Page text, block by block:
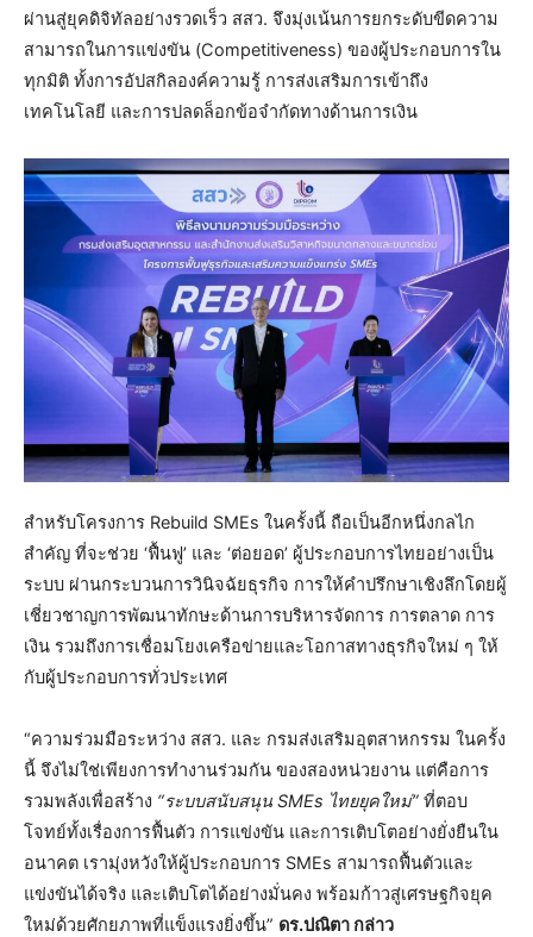
ผ่านสู่ยุคดิจิทัลอย่างรวดเร็ว สสว. จึงมุ่งเน้นการยกระดับขีดความ
สามารถในการแข่งขัน (Competitiveness) ของผู้ประกอบการใน
ทุกมิติ ทั้งการอัปสกิลองค์ความรู้ การส่งเสริมการเข้าถึง
เทคโนโลยี และการปลดล็อกข้อจำกัดทางด้านการเงิน
สำหรับโครงการ Rebuild SMEs ในครั้งนี้ ถือเป็นอีกหนึ่งกลไก
สำคัญ ที่จะช่วย ‘ฟื้นฟู’ และ ‘ต่อยอด’ ผู้ประกอบการไทยอย่างเป็น
ระบบ ผ่านกระบวนการวินิจฉัยธุรกิจ การให้คำปรึกษาเชิงลึกโดยผู้
เชี่ยวชาญการพัฒนาทักษะด้านการบริหารจัดการ การตลาด การ
เงิน รวมถึงการเชื่อมโยงเครือข่ายและโอกาสทางธุรกิจใหม่ ๆ ให้
กับผู้ประกอบการทั่วประเทศ
“ความร่วมมือระหว่าง สสว. และ กรมส่งเสริมอุตสาหกรรม ในครั้ง
นี้ จึงไม่ใช่เพียงการทำงานร่วมกัน ของสองหน่วยงาน แต่คือการ
รวมพลังเพื่อสร้าง “ระบบสนับสนุน SMEs ไทยยุคใหม่” ที่ตอบ
โจทย์ทั้งเรื่องการฟื้นตัว การแข่งขัน และการเติบโตอย่างยั่งยืนใน
อนาคต เรามุ่งหวังให้ผู้ประกอบการ SMEs สามารถฟื้นตัวและ
แข่งขันได้จริง และเติบโตได้อย่างมั่นคง พร้อมก้าวสู่เศรษฐกิจยุค
ใหม่ด้วยศักยภาพที่แข็งแรงยิ่งขึ้น” ดร.ปณิตา กล่าว